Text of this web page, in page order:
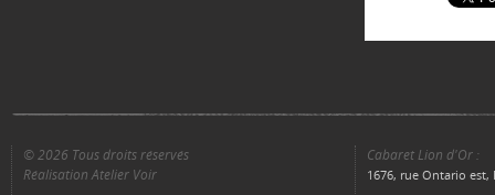
© 2026 Tous droits réservés
Réalisation Atelier Voir
Cabaret Lion d'Or :
1676, rue Ontario est,